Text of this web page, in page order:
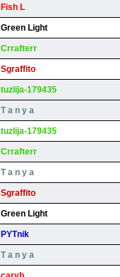
Fish L
Green Light
Crrafterr
Sgraffito
tuzlija-179435
T a n y a
tuzlija-179435
Crrafterr
T a n y a
Sgraffito
Green Light
PYTnik
T a n y a